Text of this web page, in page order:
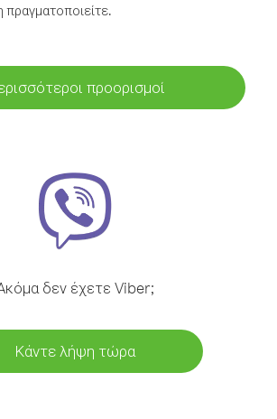
προορισμοί
δεν έχετε Viber;
Κάντε λήψη τώρα